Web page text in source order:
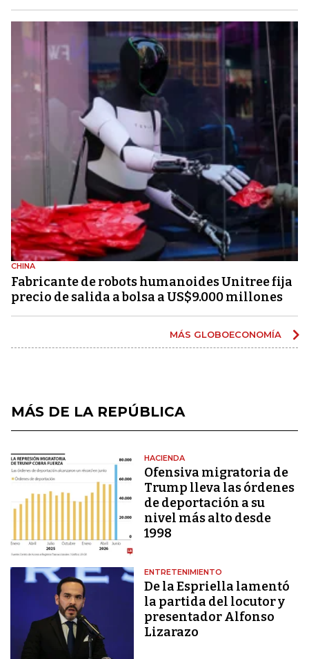
CHINA
Fabricante de robots humanoides Unitree fija
precio de salida a bolsa a US$9.000 millones
MÁS GLOBOECONOMÍA
MÁS DE LA REPÚBLICA
HACIENDA
Ofensiva migratoria de
Trump lleva las órdenes
de deportación a su
nivel más alto desde
1998
ENTRETENIMIENTO
De la Espriella lamentó
la partida del locutor y
presentador Alfonso
Lizarazo